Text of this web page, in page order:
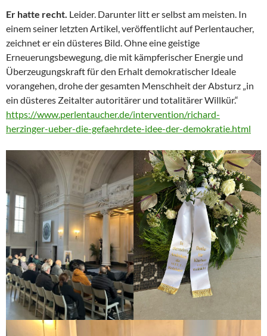
Er hatte recht. Leider. Darunter litt er selbst am meisten. In
einem seiner letzten Artikel, veröffentlicht auf Perlentaucher,
zeichnet er ein düsteres Bild. Ohne eine geistige
Erneuerungsbewegung, die mit kämpferischer Energie und
Überzeugungskraft für den Erhalt demokratischer Ideale
vorangehen, drohe der gesamten Menschheit der Absturz „in
ein düsteres Zeitalter autoritärer und totalitärer Willkür.“
https://www.perlentaucher.de/intervention/richard-
herzinger-ueber-die-gefaehrdete-idee-der-demokratie.html